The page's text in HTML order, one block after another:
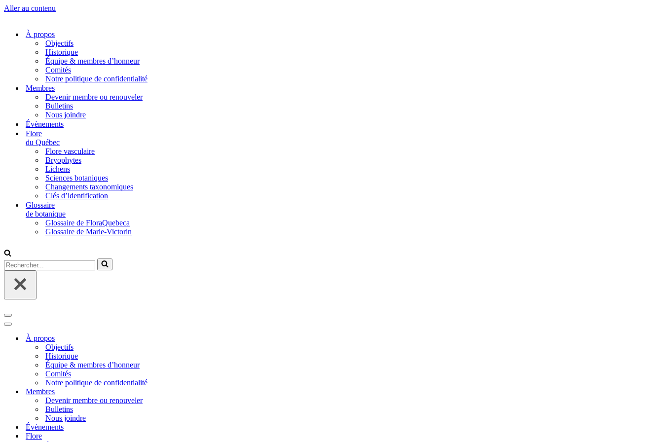
Aller au contenu
À propos
Objectifs
Historique
Équipe & membres d’honneur
Comités
Notre politique de confidentialité
Membres
Devenir membre ou renouveler
Bulletins
Nous joindre
Évènements
Flore
du Québec
Flore vasculaire
Bryophytes
Lichens
Sciences botaniques
Changements taxonomiques
Clés d’identification
Glossaire
de botanique
Glossaire de FloraQuebeca
Glossaire de Marie-Victorin
Rechercher...
Menu
de
navigation
Menu
navigationÀ propos
Objectifs
Historique
Équipe & membres d’honneur
Comités
Notre politique de confidentialité
Membres
Devenir membre ou renouveler
Bulletins
Nous joindre
Évènements
Flore